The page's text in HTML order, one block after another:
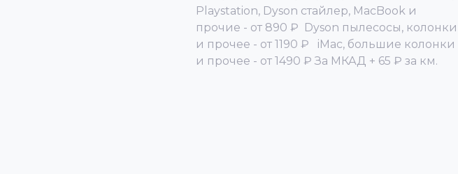
Playstation, Dyson стайлер, MacBook и
прочие - от 890 ₽ Dyson пылесосы, колонки
и прочее - от 1190 ₽ iMac, большие колонки
и прочее - от 1490 ₽ За МКАД + 65 ₽ за км.